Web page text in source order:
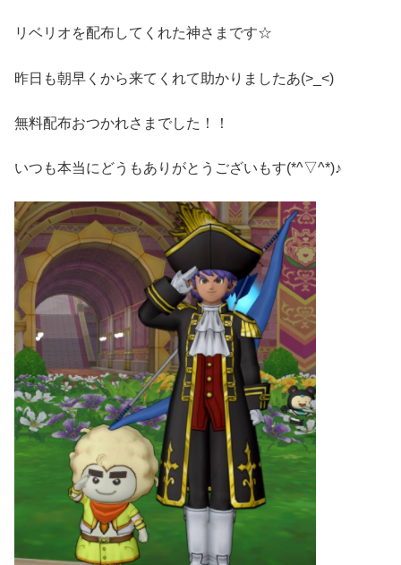
リベリオを配布してくれた神さまです☆
昨日も朝早くから来てくれて助かりましたあ(>_<)
無料配布おつかれさまでした！！
いつも本当にどうもありがとうございもす(*^▽^*)♪